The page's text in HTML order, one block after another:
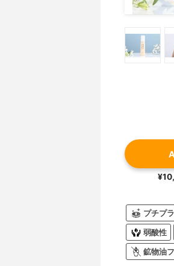
プチプラ
弱酸性
鉱物油